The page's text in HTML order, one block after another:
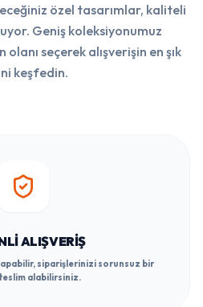
özel tasarımlar, kaliteli
Geniş koleksiyonumuz
seçerek alışverişin en şık
keşfedin.
ALIŞVERIŞ
siparişlerinizi sorunsuz bir
alabilirsiniz.